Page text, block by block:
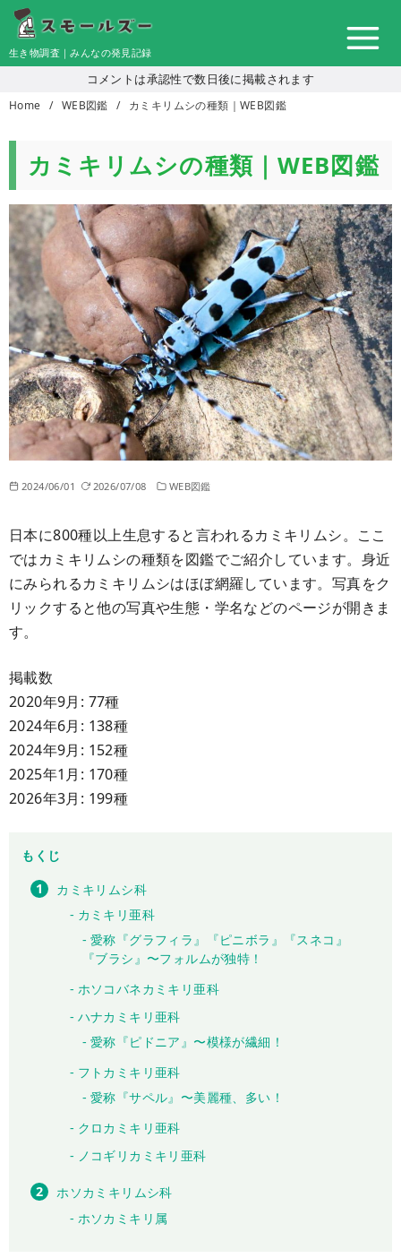
コ
テ
ツ
生き物調査｜みんなの発見記録
コメントは承認性で数日後に掲載されます
Home WEB図鑑 カミキリムシの種類｜WEB図鑑
カミキリムシの種類｜WEB図鑑
2024/06/01 2026/07/08 WEB図鑑
日本に800種以上生息すると言われるカミキリムシ。ここ
ではカミキリムシの種類を図鑑でご紹介しています。身近
にみられるカミキリムシはほぼ網羅しています。写真をク
リックすると他の写真や生態・学名などのページが開きま
す。
掲載数
2020年9月: 77種
2024年6月: 138種
2024年9月: 152種
2025年1月: 170種
2026年3月: 199種
もくじ
カミキリムシ科
カミキリ亜科
愛称『グラフィラ』『ピニボラ』『スネコ』
『ブラシ』〜フォルムが独特！
ホソコバネカミキリ亜科
ハナカミキリ亜科
愛称『ピドニア』〜模様が繊細！
フトカミキリ亜科
愛称『サペル』〜美麗種、多い！
クロカミキリ亜科
ノコギリカミキリ亜科
ホソカミキリムシ科
ホソカミキリ属